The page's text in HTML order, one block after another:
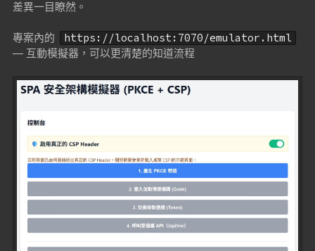
差異一目瞭然。
專案內的 https://localhost:7070/emulator.html
— 互動模擬器，可以更清楚的知道流程